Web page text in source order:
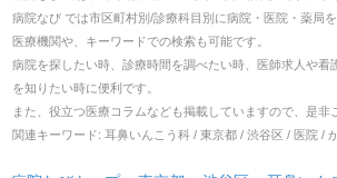
病院なび では市区町村別/診療科目別に病院・医院・薬局
医療機関や、キーワードでの検索も可能です。
病院を探したい時、診療時間を調べたい時、医師求人や看
を知りたい時に便利です。
また、役立つ医療コラムなども掲載していますので、是非
関連キーワード: 耳鼻いんこう科 / 東京都 / 渋谷区 / 医院 /